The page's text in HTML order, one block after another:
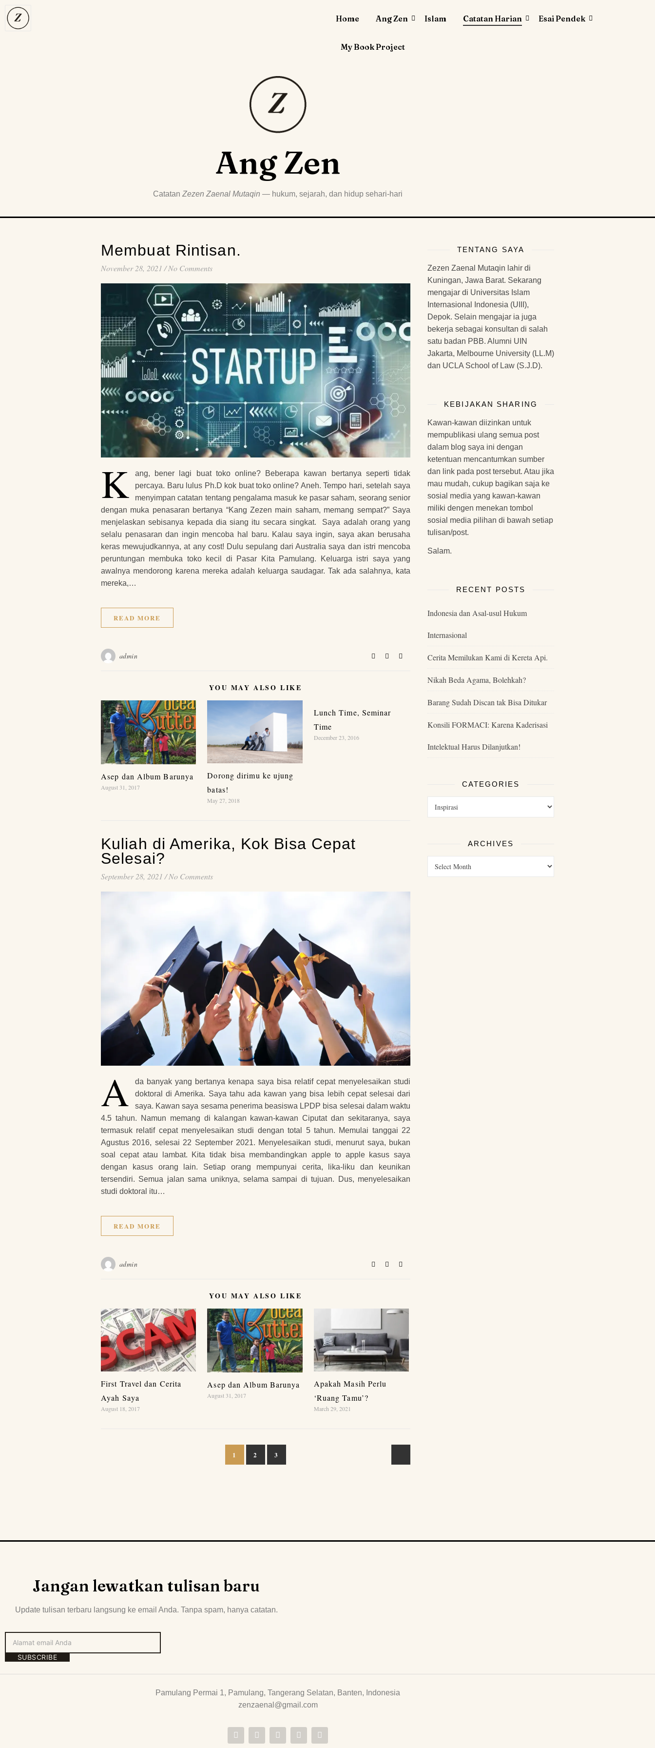
Home Ang Zen Islam Catatan Harian Esai Pendek
My Book Project
Ang Zen
Catatan Zezen Zaenal Mutaqin — hukum, sejarah, dan hidup sehari-hari
Membuat Rintisan.
November 28, 2021 /No Comments
K
ang, bener lagi buat toko online? Beberapa kawan bertanya seperti tidak
percaya. Baru lulus Ph.D kok buat toko online? Aneh. Tempo hari, setelah saya
menyimpan catatan tentang pengalama masuk ke pasar saham, seorang senior
dengan muka penasaran bertanya “Kang Zezen main saham, memang sempat?” Saya
menjelaskan sebisanya kepada dia siang itu secara singkat. Saya adalah orang yang
selalu penasaran dan ingin mencoba hal baru. Kalau saya ingin, saya akan berusaha
keras mewujudkannya, at any cost! Dulu sepulang dari Australia saya dan istri mencoba
peruntungan membuka toko kecil di Pasar Kita Pamulang. Keluarga istri saya yang
awalnya mendorong karena mereka adalah keluarga saudagar. Tak ada salahnya, kata
mereka,…
READ MORE
admin
YOU MAY ALSO LIKE
Asep dan Album Barunya
August 31, 2017
Dorong dirimu ke ujung
batas!
May 27, 2018
Lunch Time, Seminar
Time
December 23, 2016
Kuliah di Amerika, Kok Bisa Cepat
Selesai?
September 28, 2021 / No Comments
A
da banyak yang bertanya kenapa saya bisa relatif cepat menyelesaikan studi
doktoral di Amerika. Saya tahu ada kawan yang bisa lebih cepat selesai dari
saya. Kawan saya sesama penerima beasiswa LPDP bisa selesai dalam waktu
4.5 tahun. Namun memang di kalangan kawan-kawan Ciputat dan sekitaranya, saya
termasuk relatif cepat menyelesaikan studi dengan total 5 tahun. Memulai tanggai 22
Agustus 2016, selesai 22 September 2021. Menyelesaikan studi, menurut saya, bukan
soal cepat atau lambat. Kita tidak bisa membandingkan apple to apple kasus saya
dengan kasus orang lain. Setiap orang mempunyai cerita, lika-liku dan keunikan
tersendiri. Semua jalan sama uniknya, selama sampai di tujuan. Dus, menyelesaikan
studi doktoral itu…
READ MORE
admin
YOU MAY ALSO LIKE
First Travel dan Cerita
Ayah Saya
August 18, 2017
Asep dan Album Barunya
August 31, 2017
Apakah Masih Perlu
‘Ruang Tamu’?
March 29, 2021
1 2 3
TENTANG SAYA
Zezen Zaenal Mutaqin lahir di
Kuningan, Jawa Barat. Sekarang
mengajar di Universitas Islam
Internasional Indonesia (UIII),
Depok. Selain mengajar ia juga
bekerja sebagai konsultan di salah
satu badan PBB. Alumni UIN
Jakarta, Melbourne University (LL.M)
dan UCLA School of Law (S.J.D).
KEBIJAKAN SHARING
Kawan-kawan diizinkan untuk
mempublikasi ulang semua post
dalam blog saya ini dengan
ketentuan mencantumkan sumber
dan link pada post tersebut. Atau jika
mau mudah, cukup bagikan saja ke
sosial media yang kawan-kawan
miliki dengen menekan tombol
sosial media pilihan di bawah setiap
tulisan/post.
Salam.
RECENT POSTS
Indonesia dan Asal-usul Hukum
Internasional
Cerita Memilukan Kami di Kereta Api.
Nikah Beda Agama, Bolehkah?
Barang Sudah Discan tak Bisa Ditukar
Konsili FORMACI: Karena Kaderisasi
Intelektual Harus Dilanjutkan!
CATEGORIES
ARCHIVES
Jangan lewatkan tulisan baru
Update tulisan terbaru langsung ke email Anda. Tanpa spam, hanya catatan.
SUBSCRIBE
Pamulang Permai 1, Pamulang, Tangerang Selatan, Banten, Indonesia
zenzaenal@gmail.com